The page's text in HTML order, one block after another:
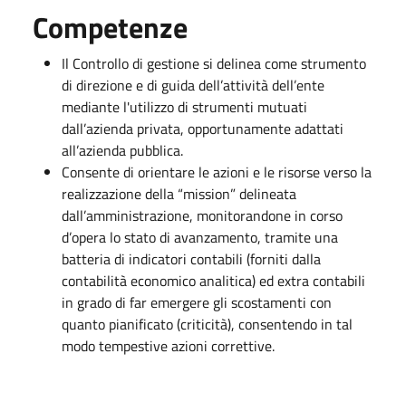
Competenze
Il Controllo di gestione si delinea come strumento
di direzione e di guida dell’attività dell’ente
mediante l'utilizzo di strumenti mutuati
dall’azienda privata, opportunamente adattati
all’azienda pubblica.
Consente di orientare le azioni e le risorse verso la
realizzazione della “mission” delineata
dall’amministrazione, monitorandone in corso
d’opera lo stato di avanzamento, tramite una
batteria di indicatori contabili (forniti dalla
contabilità economico analitica) ed extra contabili
in grado di far emergere gli scostamenti con
quanto pianificato (criticità), consentendo in tal
modo tempestive azioni correttive.